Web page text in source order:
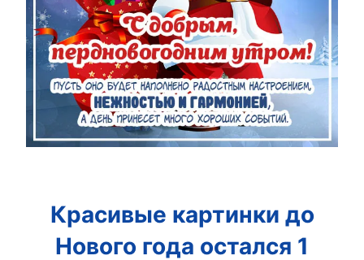
Красивые картинки до
Нового года остался 1